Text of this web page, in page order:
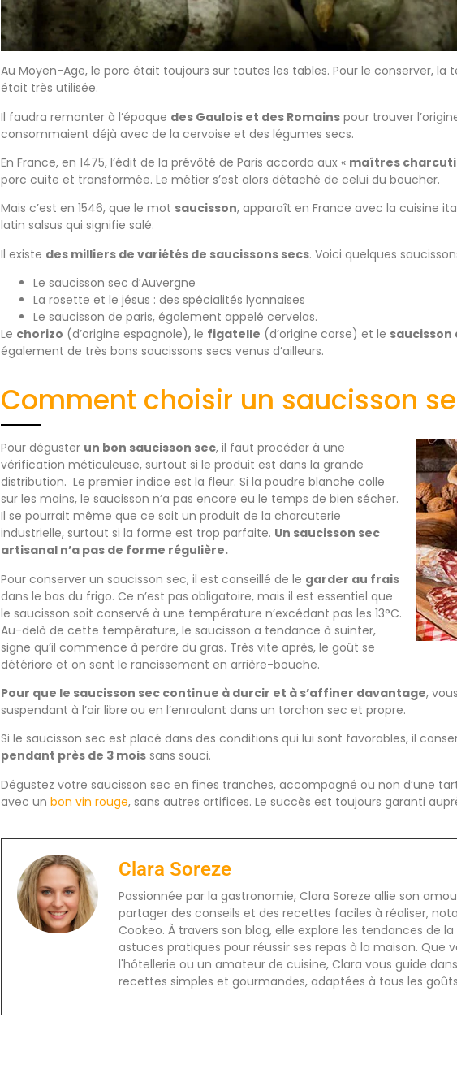
Au Moyen-Age, le porc était toujours sur toutes les tables. Pour le conserver, la
était très utilisée.
Il faudra remonter à l’époque des Gaulois et des Romains pour trouver
consommaient déjà avec de la cervoise et des légumes secs.
En France, en 1475, l’édit de la prévôté de Paris accorda aux « maîtres
porc cuite et transformée. Le métier s’est alors détaché de celui du boucher.
Mais c’est en 1546, que le mot saucisson, apparaît en France avec la cuisine
latin salsus qui signifie salé.
Il existe des milliers de variétés de saucissons secs. Voici quelques
Le saucisson sec d’Auvergne
La rosette et le jésus : des spécialités lyonnaises
Le saucisson de paris, également appelé cervelas.
Le chorizo (d’origine espagnole), le figatelle (d’origine corse) et le saucisson
également de très bons saucissons secs venus d’ailleurs.
Comment choisir un saucisson
Pour déguster un bon saucisson sec, il faut procéder à une
vérification méticuleuse, surtout si le produit est dans la grande
distribution. Le premier indice est la fleur. Si la poudre blanche colle
sur les mains, le saucisson n’a pas encore eu le temps de bien sécher.
Il se pourrait même que ce soit un produit de la charcuterie
industrielle, surtout si la forme est trop parfaite. Un saucisson sec
artisanal n’a pas de forme régulière.
Pour conserver un saucisson sec, il est conseillé de le garder au frais
dans le bas du frigo. Ce n’est pas obligatoire, mais il est essentiel que
le saucisson soit conservé à une température n’excédant pas les 13°C.
Au-delà de cette température, le saucisson a tendance à suinter,
signe qu’il commence à perdre du gras. Très vite après, le goût se
détériore et on sent le rancissement en arrière-bouche.
Pour que le saucisson sec continue à durcir et à s’affiner davantage,
suspendant à l’air libre ou en l’enroulant dans un torchon sec et propre.
Si le saucisson sec est placé dans des conditions qui lui sont favorables, il
pendant près de 3 mois sans souci.
Dégustez votre saucisson sec en fines tranches, accompagné ou non d’une
avec un bon vin rouge, sans autres artifices. Le succès est toujours garanti
Clara Soreze
Passionnée par la gastronomie, Clara Soreze allie son
partager des conseils et des recettes faciles à réaliser,
Cookeo. À travers son blog, elle explore les tendances de
astuces pratiques pour réussir ses repas à la maison. Que
l'hôtellerie ou un amateur de cuisine, Clara vous guide
recettes simples et gourmandes, adaptées à tous les